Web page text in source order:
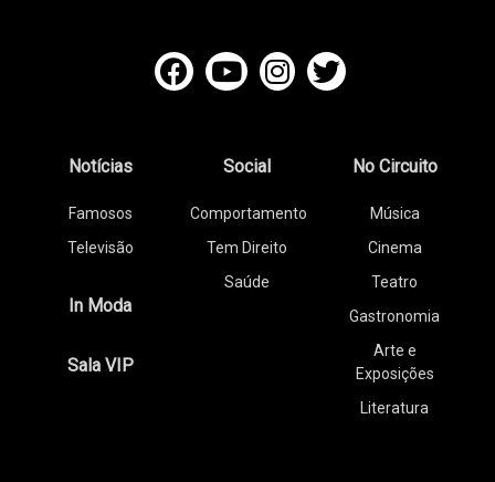
Notícias
Famosos
Televisão
In Moda
Sala VIP
Social
Comportamento
Tem Direito
Saúde
No Circuito
Música
Cinema
Teatro
Gastronomia
Arte e
Exposições
Literatura